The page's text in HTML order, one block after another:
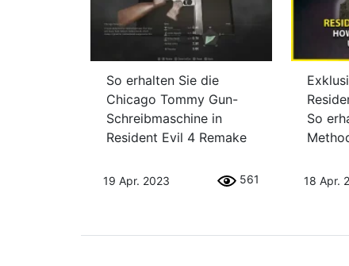
So erhalten Sie die
Chicago Tommy Gun-
Schreibmaschine in
Resident Evil 4 Remake
19 Apr. 2023 561
So
18 Apr.